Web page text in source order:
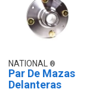
NATIONAL
Par De Mazas
Delanteras